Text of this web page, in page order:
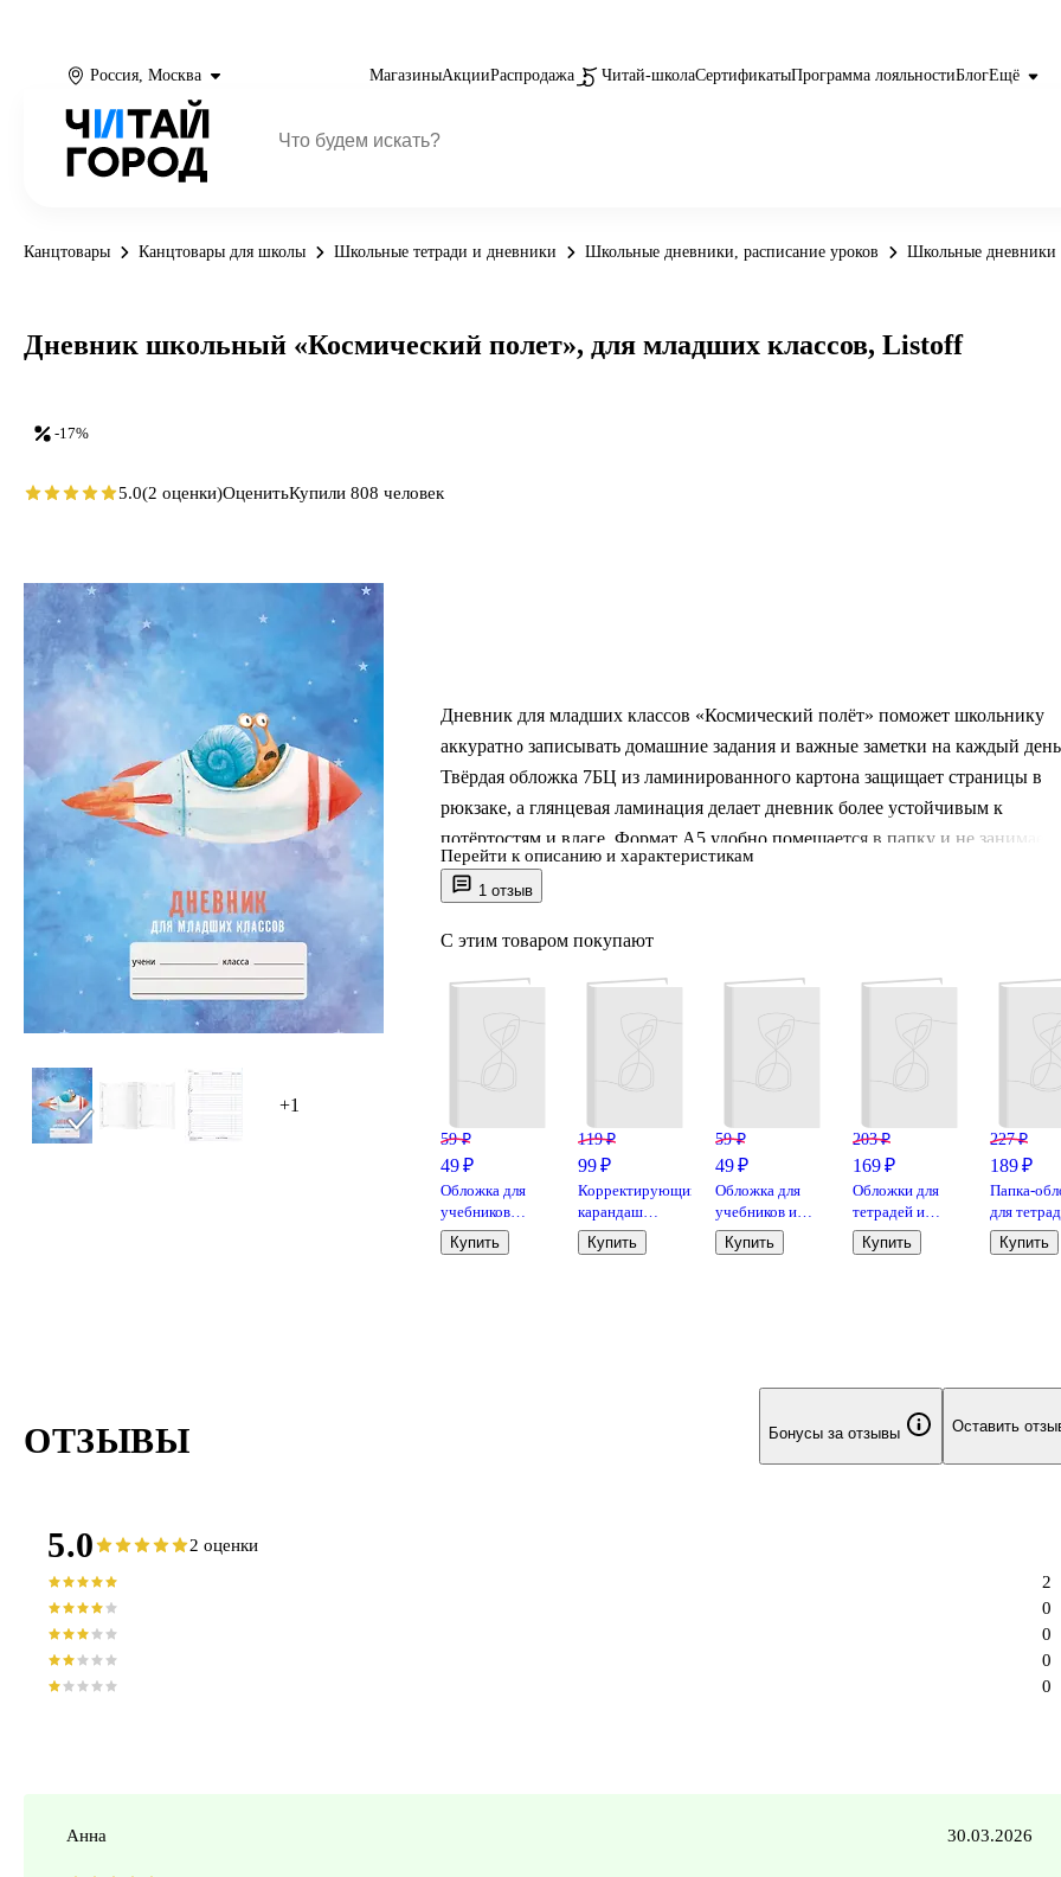
Россия, Москва МагазиныАкцииРаспродажа Читай-школаСертификатыПрограмма лояльностиБлогЕщё
Канцтовары Канцтовары для школы Школьные тетради и дневники Школьные дневники, расписание уроков Школьные дневники
+1
1 отзыв
Дневник для младших классов «Космический полёт» поможет школьнику
аккуратно записывать домашние задания и важные заметки на каждый
Твёрдая обложка 7БЦ из ламинированного картона защищает страницы в
рюкзаке, а глянцевая ламинация делает дневник более устойчивым к
потёртостям и влаге. Формат А5 удобно помещается в папку и не занимает
много места. Космическое оформление мотивирует учиться и добавляет
настроения. Дневник Listoff подойдёт для школы и станет приятным
небольшим подарком.
Перейти к описанию и характеристикам
С этим товаром покупают
59 ₽
49 ₽
Обложка для
учебников
младших
классов, 100
Купить
119 ₽
99 ₽
Корректирующий
карандаш
GoodMark, 8 мл,
металлический
Купить
59 ₽
49 ₽
Обложка для
учебников и
дневников в
твердом
Купить
203 ₽
169 ₽
Обложки для
тетрадей и
дневников, 100
мкм, 210х350
Купить
227 ₽
189 ₽
Папка-
для
сменными
блоками А5
Купить
-17%
Дневник школьный «Космический полет», для младших классов, Listoff
5.0(2 оценки)ОценитьКупили 808 человек
ОТЗЫВЫ Бонусы за отзывы Оставить
5.0 2 оценки
0
0
0
0
2
Анна 30.03.2026